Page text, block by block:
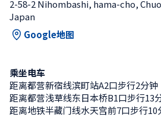
2-58-2 Nihombashi, hama-cho,
Japan
Google地图
乘坐电车
距离都营新宿线滨町站A2口步行2分钟
距离都营浅草线东日本桥B1口步行13
距离地铁半藏门线水天宫前7口步行10